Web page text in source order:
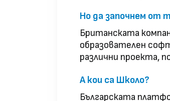
Но да започнем от
Британската
образователен
различни проекта,
А кои са Школо?
Българската